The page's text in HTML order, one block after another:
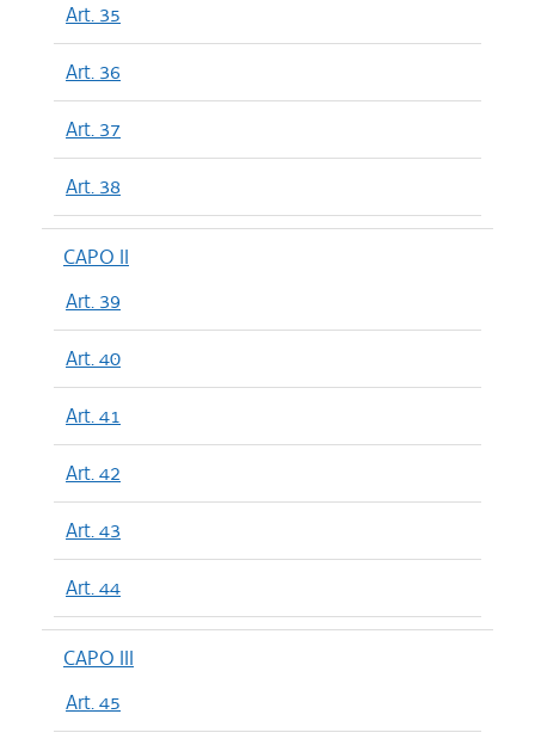
Art. 35
Art. 36
Art. 37
Art. 38
CAPO II
Art. 39
Art. 40
Art. 41
Art. 42
Art. 43
Art. 44
CAPO III
Art. 45